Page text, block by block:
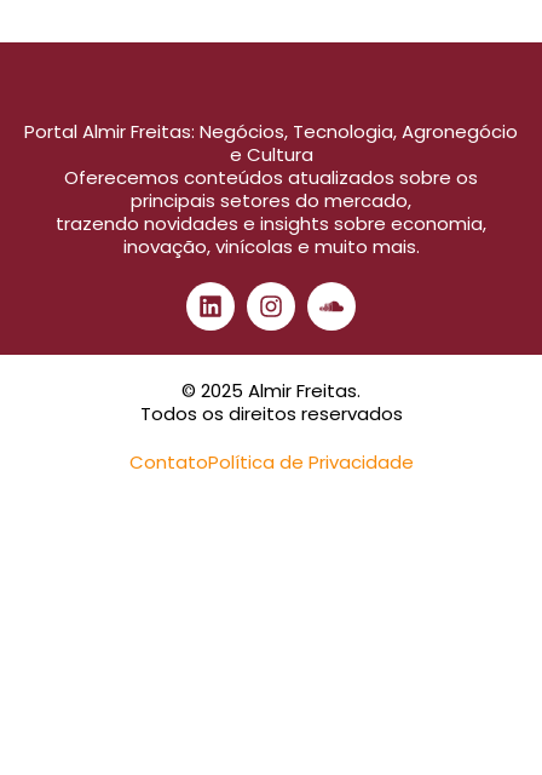
Portal Almir Freitas: Negócios, Tecnologia, Agronegócio
e Cultura
Oferecemos conteúdos atualizados sobre os
principais setores do mercado,
trazendo novidades e insights sobre economia,
inovação, vinícolas e muito mais.
© 2025 Almir Freitas.
Todos os direitos reservados
ContatoPolítica de Privacidade